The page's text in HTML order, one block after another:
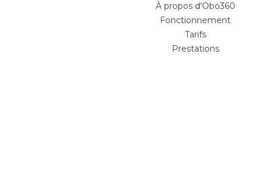
À propos d'Obo360
Fonctionnement
Tarifs
Prestations